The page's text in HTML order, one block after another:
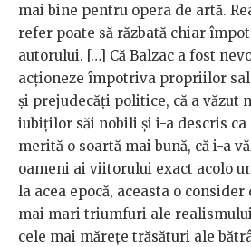
mai bine pentru opera de artă.
refer poate să răzbată chiar
autorului. […] Că Balzac a fost
acționeze împotriva propriilor
și prejudecăți politice, că a văzut
iubiților săi nobili și i-a descris ca
merită o soartă mai bună, că i-a
oameni ai viitorului exact acolo
la acea epocă, aceasta o
mai mari triumfuri ale
cele mai mărețe trăsături ale